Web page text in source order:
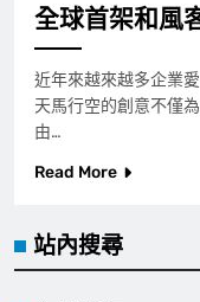
全球首架和風
近年來越來越多企業
天馬行空的創意不僅
由…
Read More
站內搜尋